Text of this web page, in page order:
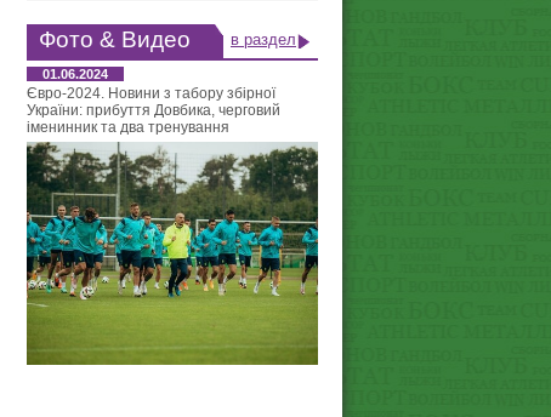
Фото & Видео в раздел
01.06.2024
Євро-2024. Новини з табору збірної
України: прибуття Довбика, черговий
іменинник та два тренування